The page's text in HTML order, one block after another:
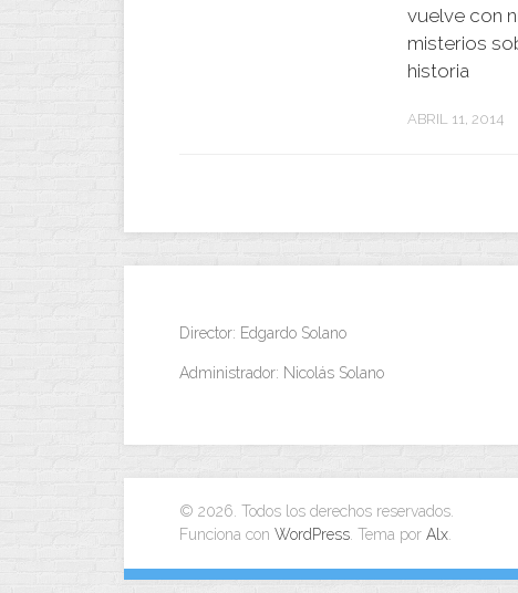
vuelve con
misterios
historia
ABRIL 11, 2014
Director: Edgardo Solano
Administrador: Nicolás Solano
© 2026. Todos los derechos reservados.
Funciona con WordPress . Tema por Alx